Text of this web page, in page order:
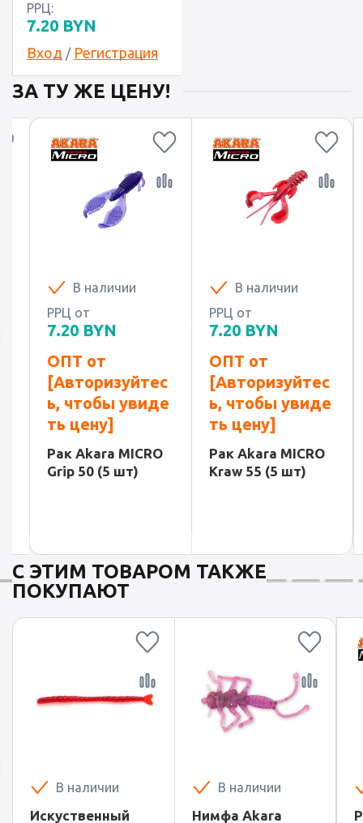
РРЦ:
7.20 BYN
Вход / Регистрация
ЗА ТУ ЖЕ ЦЕНУ!
В наличии
BYN
ОПТ от
[Авторизуйтес
ь, чтобы увиде
ть цену]
Рак Akara MICRO
Grip 50 (5 шт)
В наличии
BYN
ОПТ от
[Авторизуйтес
ь, чтобы увиде
ть цену]
Рак Akara MICRO
Kraw 55 (5 шт)
ь,
С ЭТИМ ТОВАРОМ ТАКЖЕ
ПОКУПАЮТ
В наличии
Искуственный
В наличии
Нимфа Akara